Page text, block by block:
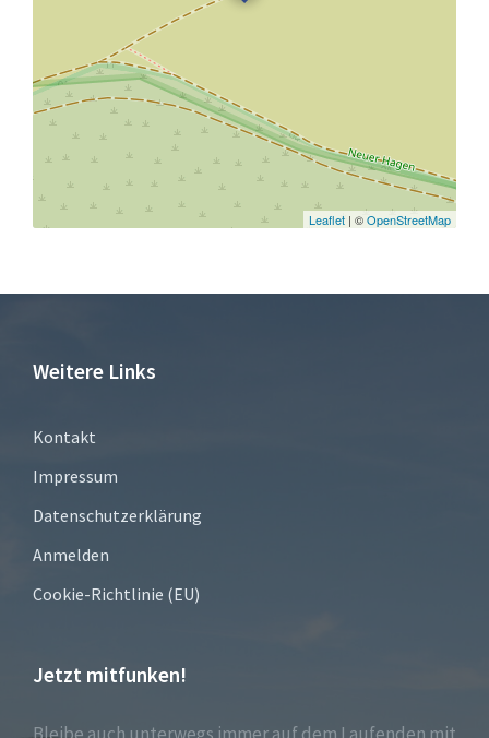
Leaflet | ©OpenStreetMap
Weitere Links
Kontakt
Impressum
Datenschutzerklärung
Anmelden
Cookie-Richtlinie (EU)
Jetzt mitfunken!